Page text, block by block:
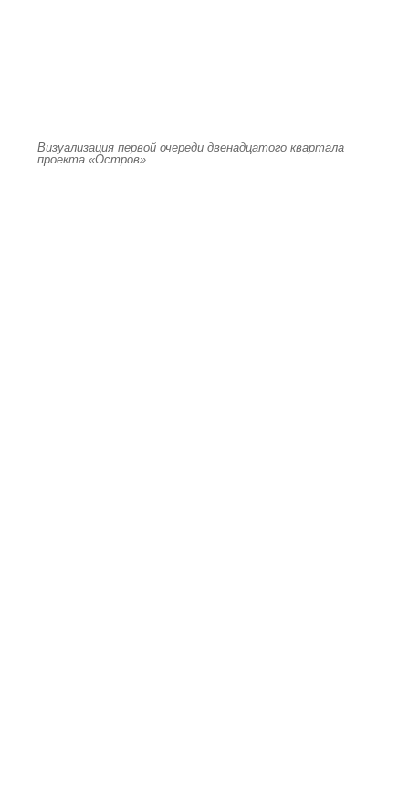
Визуализация первой очереди двенадцатого квартала
проекта «Остров»